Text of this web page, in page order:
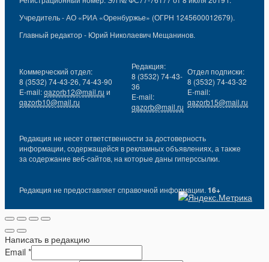
Учредитель - АО «РИА «Оренбуржье» (ОГРН 1245600012679).
Главный редактор - Юрий Николаевич Мещанинов.
Коммерческий отдел:
8 (3532) 74-43-26, 74-43-90
E-mail:gazorb12@mail.ru и
gazorb10@mail.ru
Редакция:
8 (3532) 74-43-
36
E-mail:
gazorb@mail.ru
Отдел подписки:
8 (3532) 74-43-32
E-mail:
gazorb15@mail.ru
Редакция не несет ответственности за достоверность
информации, содержащейся в рекламных объявлениях, а также
за содержание веб-сайтов, на которые даны гиперссылки.
Редакция не предоставляет справочной информации. 16+
Написать в редакцию
Email *